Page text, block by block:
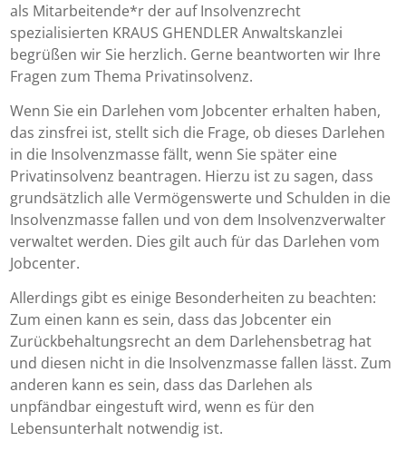
als Mitarbeitende*r der auf Insolvenzrecht
spezialisierten KRAUS GHENDLER Anwaltskanzlei
begrüßen wir Sie herzlich. Gerne beantworten wir Ihre
Fragen zum Thema Privatinsolvenz.
Wenn Sie ein Darlehen vom Jobcenter erhalten haben,
das zinsfrei ist, stellt sich die Frage, ob dieses Darlehen
in die Insolvenzmasse fällt, wenn Sie später eine
Privatinsolvenz beantragen. Hierzu ist zu sagen, dass
grundsätzlich alle Vermögenswerte und Schulden in die
Insolvenzmasse fallen und von dem Insolvenzverwalter
verwaltet werden. Dies gilt auch für das Darlehen vom
Jobcenter.
Allerdings gibt es einige Besonderheiten zu beachten:
Zum einen kann es sein, dass das Jobcenter ein
Zurückbehaltungsrecht an dem Darlehensbetrag hat
und diesen nicht in die Insolvenzmasse fallen lässt. Zum
anderen kann es sein, dass das Darlehen als
unpfändbar eingestuft wird, wenn es für den
Lebensunterhalt notwendig ist.